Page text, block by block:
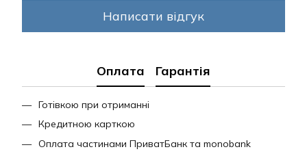
Написати відгук
Оплата Гарантія
Готівкою при отриманні
Кредитною карткою
Оплата частинами ПриватБанк та monobank